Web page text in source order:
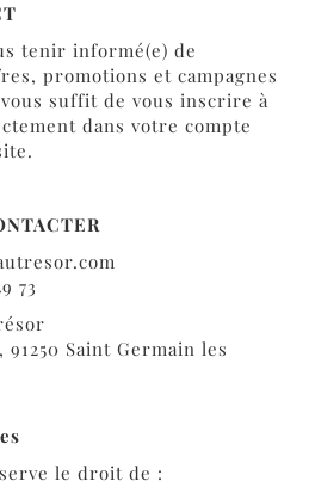
tenir informé(e) de
promotions et campagnes
suffit de vous inscrire à
dans votre compte
73
Saint Germain les
le droit de :